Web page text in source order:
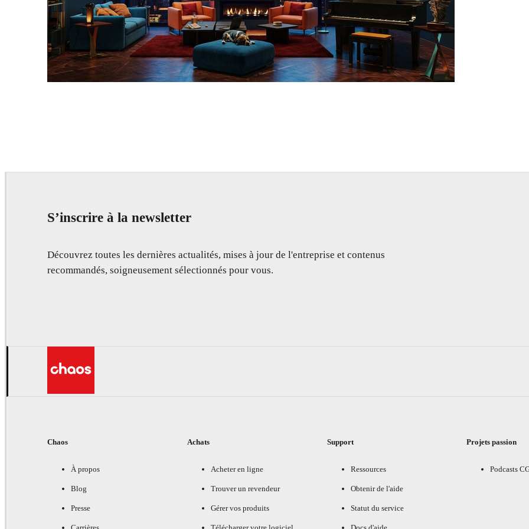
S’inscrire à la newsletter
Découvrez toutes les dernières actualités, mises à jour de l'entreprise et contenus
recommandés, soigneusement sélectionnés pour vous.
Chaos
À propos
Blog
Presse
Achats
Acheter en ligne
Trouver un revendeur
Gérer vos produits
Support
Ressources
Obtenir de l'aide
Statut du service
Projets passion
Podcasts